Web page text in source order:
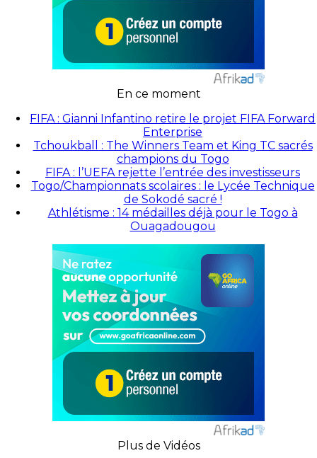
En ce moment
FIFA : Gianni Infantino retire le projet FIFA Forward
Enterprise
Tchoukball : The Winners Team et King TC sacrés
champions du Togo
FIFA : l’UEFA rejette l’entrée des investisseurs
Togo/Championnats scolaires : le Lycée Technique
de Sokodé sacré !
Athlétisme : 14 médailles déjà pour le Togo à
Ouagadougou
Plus de Vidéos